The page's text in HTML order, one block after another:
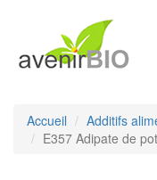
Accueil
Additifs
E357 Adipate de